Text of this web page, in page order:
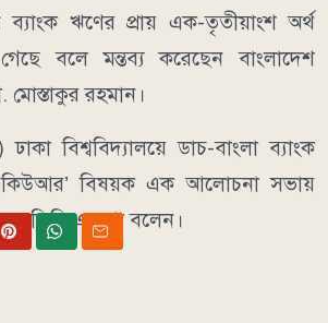
ব্যাংক ঋণের প্রায় এক-তৃতীয়াংশ অর্থ
বলে মন্তব্য করেছেন বাংলাদেশ
মোস্তাকুর রহমান।
বিশ্ববিদ্যালয়ে ডাচ-বাংলা ব্যাংক
কিউআর’ বিষয়ক এক আলোচনা সভায়
তিনি এ কথা বলেন।